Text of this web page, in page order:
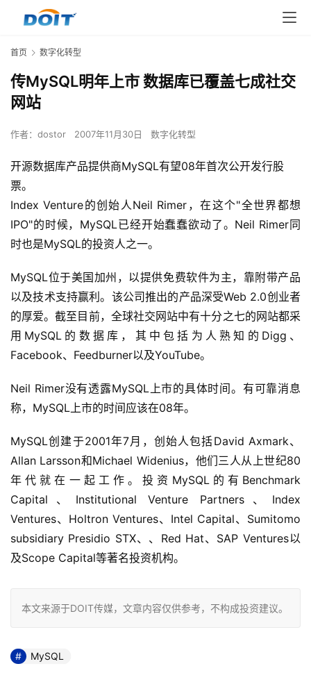
首页 数字化转型
传MySQL明年上市 数据库已覆盖七成社交
网站
作者： dostor 2007年11月30日 数字化转型
开源数据库产品提供商MySQL有望08年首次公开发行股
票。
Index Venture的创始人Neil Rimer，在这个"全世界都想
IPO"的时候，MySQL已经开始蠢蠢欲动了。Neil Rimer同
时也是MySQL的投资人之一。
MySQL位于美国加州，以提供免费软件为主，靠附带产品
以及技术支持赢利。该公司推出的产品深受Web 2.0创业者
的厚爱。截至目前，全球社交网站中有十分之七的网站都采
用MySQL的数据库，其中包括为人熟知的Digg、
Facebook、Feedburner以及YouTube。
Neil Rimer没有透露MySQL上市的具体时间。有可靠消息
称，MySQL上市的时间应该在08年。
MySQL创建于2001年7月，创始人包括David Axmark、
Allan Larsson和Michael Widenius，他们三人从上世纪80
年代就在一起工作。投资MySQL的有Benchmark
Capital、Institutional Venture Partners、Index
Ventures、Holtron Ventures、Intel Capital、Sumitomo
subsidiary Presidio STX、、Red Hat、SAP Ventures以
及Scope Capital等著名投资机构。
本文来源于DOIT传媒，文章内容仅供参考，不构成投资建议。
MySQL